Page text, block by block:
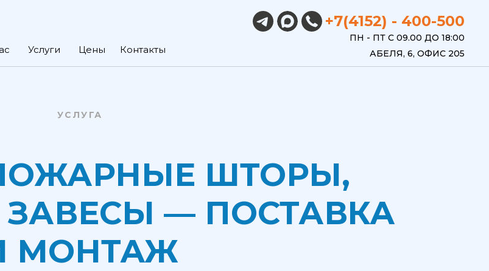
+7(4152) - 400-500
ПН - ПТ С 09.00 ДО 18:00
АБЕЛЯ, 6, ОФИС 205
Услуги Цены Контакты
УСЛУГА
ШТОРЫ,
— ПОСТАВКА
МОНТАЖ